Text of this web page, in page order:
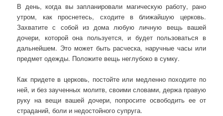
В день, когда вы запланировали магическую работу, рано
утром, как проснетесь, сходите в ближайшую церковь.
Захватите с собой из дома любую личную вещь вашей
дочери, которой она пользуется, и будет пользоваться в
дальнейшем. Это может быть расческа, наручные часы или
предмет одежды. Положите вещь неглубоко в сумку.
Как придете в церковь, постойте или медленно походите по
ней, и без заученных молитв, своими словами, держа правую
руку на вещи вашей дочери, попросите освободить ее от
страданий, боли и недостойного супруга.